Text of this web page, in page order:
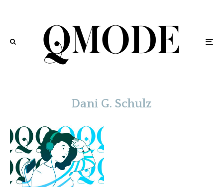
Dani G. Schulz